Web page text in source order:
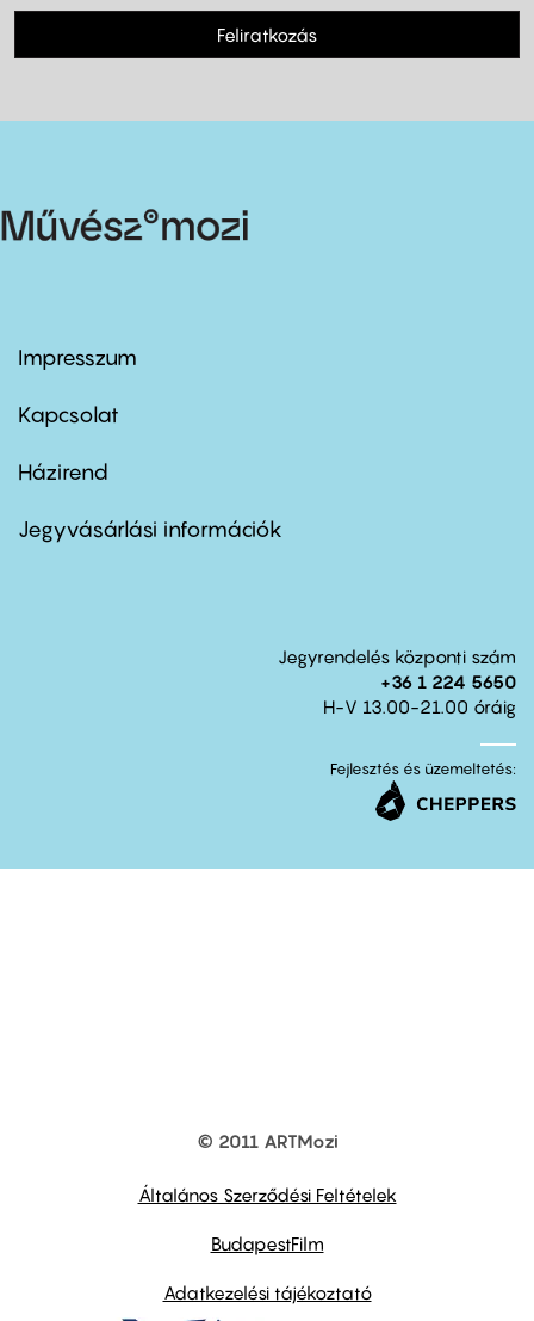
Feliratkozás
Footer
first
Impresszum
Kapcsolat
Footer
second
Házirend
Jegyvásárlási információk
Jegyrendelés központi szám
+36 1 224 5650
H-V 13.00-21.00 óráig
Fejlesztés és üzemeltetés:
© 2011 ARTMozi
Általános Szerződési Feltételek
BudapestFilm
Adatkezelési tájékoztató